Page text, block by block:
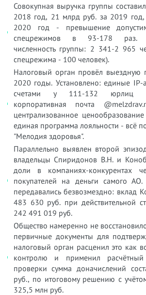
Совокупная выручка группы
2018 год, 21 млрд руб. за 2019
2020 год - превышение
спецрежимов в 93-178 раз.
численность группы: 2 341-2 965
спецрежима - 100 человек).
Налоговый орган провёл выездную
2020 годы. Установлено: единые IP-
счетами у 111-132 юрлиц
корпоративная почта
централизованное
единая программа лояльности - всё
"Мелодия здоровья".
Параллельно выявлен второй
владельцы Спиридонов В.Н. и
доли в компаниях-конкурентах
покупателей на деньги самого
передавались безвозмездно: вклад
483 630 руб. при действительной
242 491 019 руб.
Общество намеренно не
первичные документы для
налоговый орган расценил это как
контролю и применил
проверки сумма доначислений
руб., по итоговому решению с
325,5 млн руб.